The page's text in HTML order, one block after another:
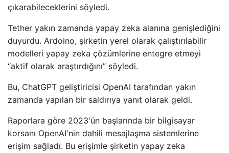
çıkarabileceklerini söyledi.
Tether yakın zamanda yapay zeka alanına genişlediğini
duyurdu. Ardoino, şirketin yerel olarak çalıştırılabilir
modelleri yapay zeka çözümlerine entegre etmeyi
“aktif olarak araştırdığını” söyledi.
Bu, ChatGPT geliştiricisi OpenAI tarafından yakın
zamanda yapılan bir saldırıya yanıt olarak geldi.
Raporlara göre 2023'ün başlarında bir bilgisayar
korsanı OpenAI'nin dahili mesajlaşma sistemlerine
erişim sağladı. Bu erişimle şirketin yapay zeka